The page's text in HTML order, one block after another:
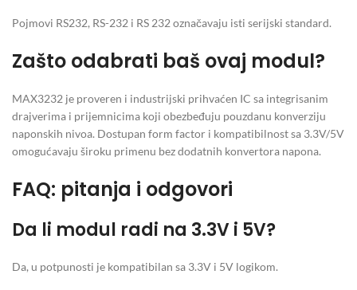
Pojmovi RS232, RS-232 i RS 232 označavaju isti serijski standard.
Zašto odabrati baš ovaj modul?
MAX3232 je proveren i industrijski prihvaćen IC sa integrisanim
drajverima i prijemnicima koji obezbeđuju pouzdanu konverziju
naponskih nivoa. Dostupan form factor i kompatibilnost sa 3.3V/5V
omogućavaju široku primenu bez dodatnih konvertora napona.
FAQ: pitanja i odgovori
Da li modul radi na 3.3V i 5V?
Da, u potpunosti je kompatibilan sa 3.3V i 5V logikom.